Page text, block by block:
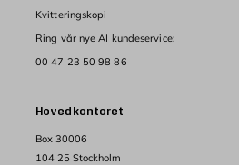
Hovedkontoret
Box 30006
104 25 Stockholm
Kvitteringskopi
Ring vår nye AI kundeservice:
00 47 23 50 98 86